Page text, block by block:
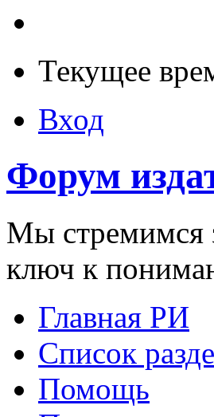
Текущее
Вход
Форум
Мы стремимся
ключ к
Главная РИ
Список
Помощь